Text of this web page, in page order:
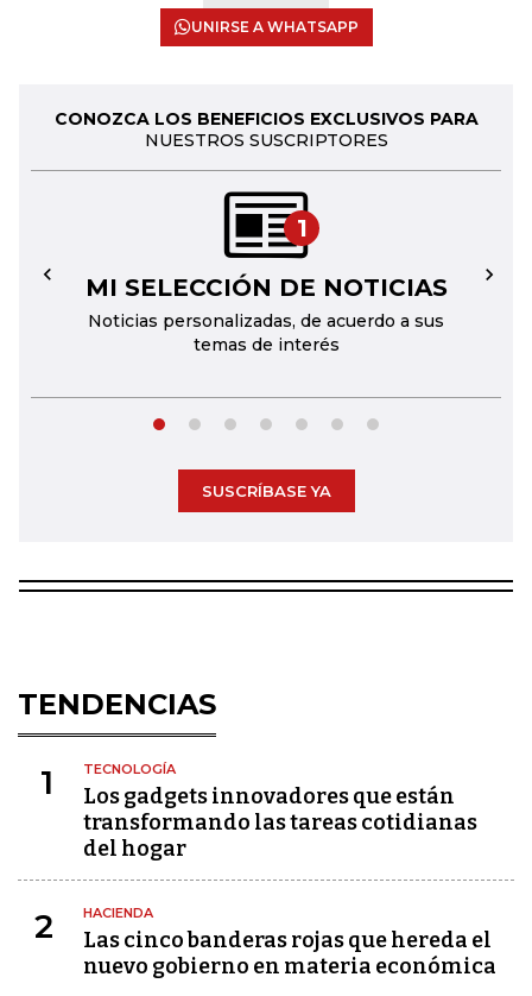
UNIRSE A WHATSAPP
CONOZCA LOS BENEFICIOS EXCLUSIVOS PARA
NUESTROS SUSCRIPTORES
1
MI SELECCIÓN DE NOTICIAS
Noticias personalizadas, de acuerdo a sus
temas de interés
← →
SUSCRÍBASE YA
TENDENCIAS
1 TECNOLOGÍA
Los gadgets innovadores que están
transformando las tareas cotidianas
del hogar
2 HACIENDA
Las cinco banderas rojas que hereda el
nuevo gobierno en materia económica